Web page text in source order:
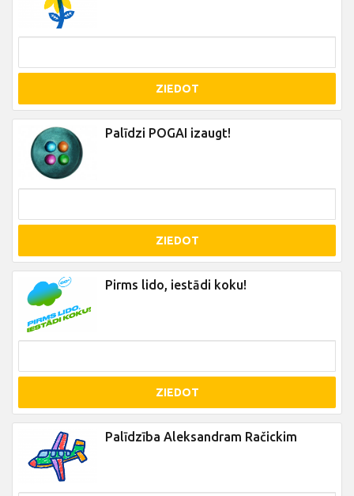
ZIEDOT
Palīdzi POGAI izaugt!
ZIEDOT
Pirms lido, iestādi koku!
ZIEDOT
Palīdzība Aleksandram Račickim